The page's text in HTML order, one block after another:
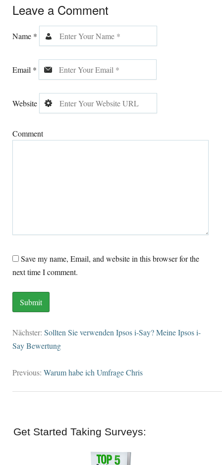
Leave a Comment
Name *
Email *
Website
Comment
Save my name, Email, and website in this browser for the
next time I comment.
Nächster: Sollten Sie verwenden Ipsos i-Say? Meine Ipsos i-
Say Bewertung
Previous: Warum habe ich Umfrage Chris
Get Started Taking Surveys: